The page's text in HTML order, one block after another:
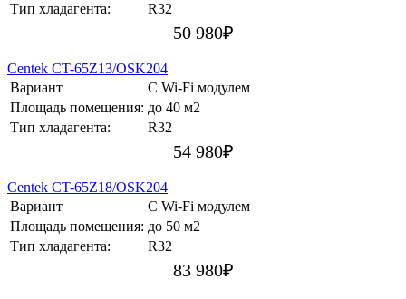
Тип хладагента:
R32
50 980₽
Centek CT-65Z13/OSK204
Вариант
С Wi-Fi модулем
Площадь помещения: до 40 м2
Тип хладагента:
R32
54 980₽
Centek CT-65Z18/OSK204
Вариант
С Wi-Fi модулем
Площадь помещения: до 50 м2
Тип хладагента:
R32
83 980₽